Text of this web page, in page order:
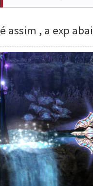
é assim , a exp